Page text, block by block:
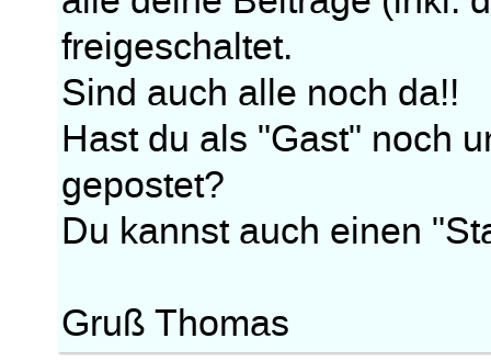
freigeschaltet.
Sind auch alle noch da!!
Hast du als "Gast" noch
gepostet?
Du kannst auch einen
Gruß Thomas